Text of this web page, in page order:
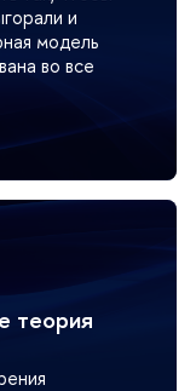
и
модель
во все
теория